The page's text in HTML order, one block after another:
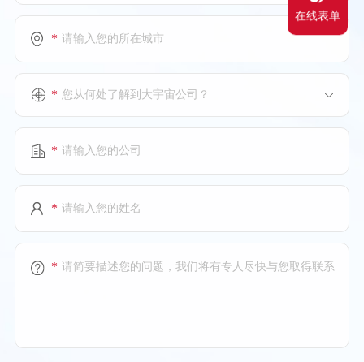
*
您从何处了解到大宇宙公司？
*
*
*
*
在线表单